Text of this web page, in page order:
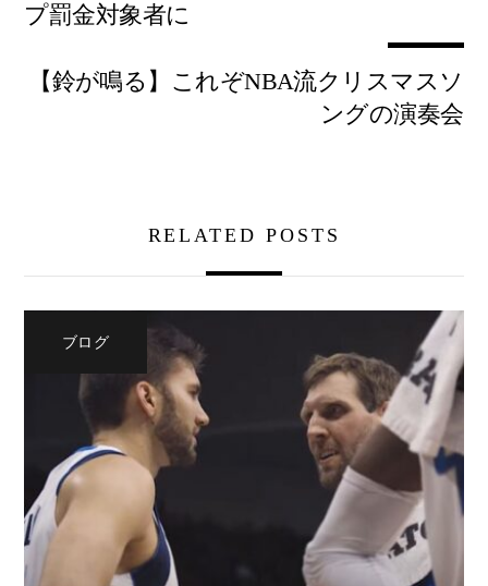
プ罰金対象者に
【鈴が鳴る】これぞNBA流クリスマスソ
ングの演奏会
RELATED POSTS
ブログ